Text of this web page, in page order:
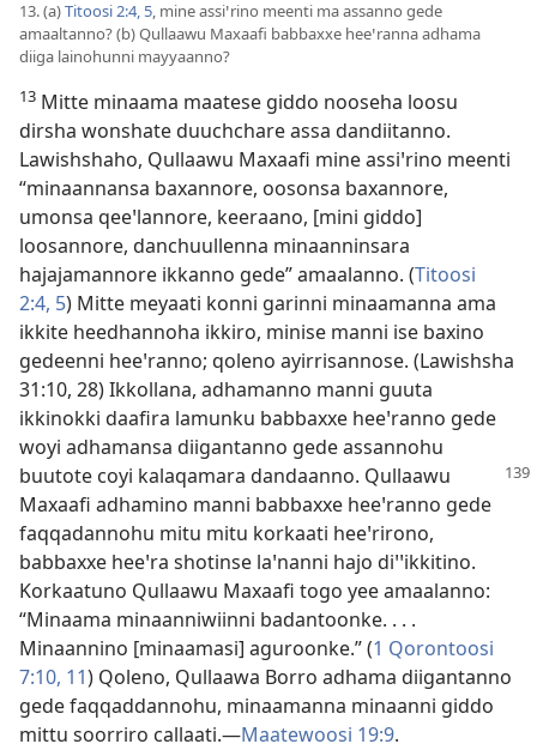
13. (a)Titoosi 2:4, 5, mine assiꞌrino meenti ma assanno gede
amaaltanno? (b) Qullaawu Maxaafi babbaxxe heeꞌranna adhama
diiga lainohunni mayyaanno?
13 Mitte minaama maatese giddo nooseha loosu
dirsha wonshate duuchchare assa dandiitanno.
Lawishshaho, Qullaawu Maxaafi mine assiꞌrino meenti
“minaannansa baxannore, oosonsa baxannore,
umonsa qeeꞌlannore, keeraano, [mini giddo]
loosannore, danchuullenna minaanninsara
hajajamannore ikkanno gede” amaalanno. (Titoosi
2:4, 5) Mitte meyaati konni garinni minaamanna ama
ikkite heedhannoha ikkiro, minise manni ise baxino
gedeenni heeꞌranno; qoleno ayirrisannose. (Lawishsha
31:10, 28) Ikkollana, adhamanno manni guuta
ikkinokki daafira lamunku babbaxxe heeꞌranno gede
woyi adhamansa diigantanno gede assannohu
buutote coyi kalaqamara dandaanno. Qullaawu
Maxaafi adhamino manni babbaxxe heeꞌranno gede
faqqadannohu mitu mitu korkaati heeꞌrirono,
babbaxxe heeꞌra shotinse laꞌnanni hajo diꞌꞌikkitino.
Korkaatuno Qullaawu Maxaafi togo yee amaalanno:
“Minaama minaanniwiinni badantoonke. . . .
Minaannino [minaamasi] aguroonke.” (1 Qorontoosi
7:10, 11) Qoleno, Qullaawa Borro adhama diigantanno
gede faqqaddannohu, minaamanna minaanni giddo
mittu soorriro callaati.—Maatewoosi 19:9.